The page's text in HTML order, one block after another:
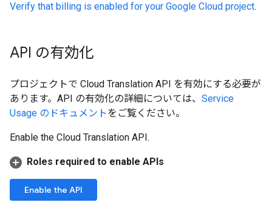
Verify that billing is enabled for your Google Cloud project.
API の有効化
プロジェクトで Cloud Translation API を有効にする必要が
あります。API の有効化の詳細については、 Service
Usage のドキュメントをご覧ください。
Enable the Cloud Translation API.
Roles required to enable APIs
Enable the API